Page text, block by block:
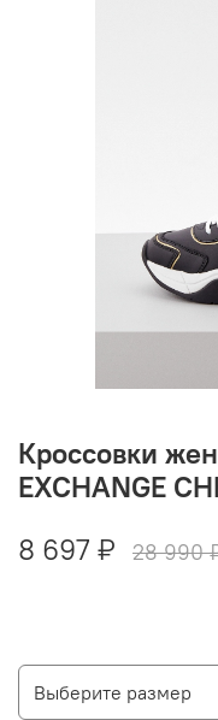
Кроссовки
EXCHANGE
8 697 ₽
28 990
Выберите размер